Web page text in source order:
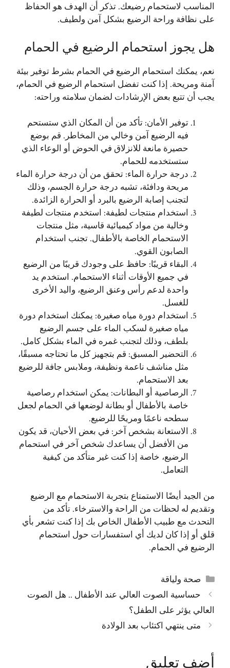
المناسب لاستحمام رضيعك. تذكر أن الهدف هو الحفاظ
على نظافة وراحة الرضيع بشكل آمن ولطيف.
هل يجوز استحمام الرضيع في الحمام
نعم، يمكنك استحمام الرضيع في الحمام بشرط توفير بيئة
آمنة ومريحة. إذا كنت تفضل استحمام الرضيع في الحمام،
يجب أن تتبع بعض الإرشادات لضمان سلامته وراحته:
توفير الأمان: تأكد من أن المكان الذي ستستحم
فيه الرضيع آمن وخالي من المخاطر. قم بوضع
حصيرة مانعة للانزلاق في الحوض أو الوعاء الذي
ستستخدمه للحمام.
درجة حرارة الماء: تحقق من أن درجة حرارة الماء
مريحة ودافئة، تشبه درجة حرارة الجسم، وذلك
لتجنب إصابة الرضيع بالبرد أو الحرارة الزائدة.
استخدام منتجات لطيفة: استخدم منتجات لطيفة
وخالية من مواد كيميائية قاسية، مثل منتجات
الاستحمام الخاصة بالأطفال. تجنب استخدام
الصابون القوي.
البقاء قريبًا: حافظ على وجودك قريبًا من الرضيع
في جميع الأوقات أثناء الاستحمام. استخدم يد
واحدة لدعم رأس وعنق الرضيع، واليد الأخرى
للغسل.
استخدام دورة مياه صغيرة: يمكنك استخدام دورة
مياه صغيرة لسكب الماء على جسم الرضيع
بلطف، وذلك لتجنب غمره في الماء بشكل كامل.
التحضير المسبق: قم بتجهيز كل ما تحتاجه مسبقًا،
مثل مناشف ناعمة ونظيفة، وملابس جافة للرضيع
بعد الاستحمام.
الرصاصية أو البطانات: يمكن استخدام رصاصية
خاصة بالأطفال أو بطانة لوضعها في الحمام لجعل
سطحه ناعمًا ومريحًا للرضيع.
الاستعانة بشخص آخر: في بعض الأحيان، قد يكون
من الأفضل أن يساعدك شخص آخر في استحمام
الرضيع، خاصة إذا كنت غير متأكد من كيفية
التعامل.
من الجيد أيضًا الاستمتاع بتجربة الاستحمام مع الرضيع
وتقديم له لحظات من الراحة والاسترخاء. تأكد من
التحدث مع طبيب الأطفال الخاص بك إذا كنت تشعر بأي
قلق أو إذا كان لديك أي استفسارات حول استحمام
الرضيع في الحمام.
التصنيفات
صحة ولياقة
حساسية الصوت العالي عند الأطفال .. هل الصوت
العالي يؤثر على الطفل؟
متى ينتهي اكتئاب بعد الولادة
أضف تعليق